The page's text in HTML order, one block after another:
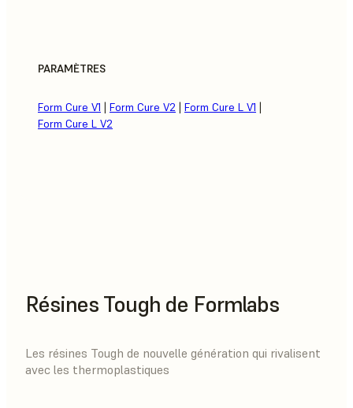
PARAMÈTRES
Form Cure V1 | Form Cure V2 | Form Cure L V1 |
Form Cure L V2
Résines Tough de Formlabs
Les résines Tough de nouvelle génération qui rivalisent
avec les thermoplastiques